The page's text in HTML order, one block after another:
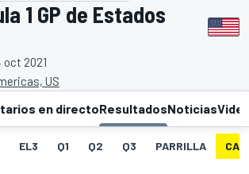
1 GP de Estados
oct 2021
US
en directoResultadosNoticias
EL3 Q1 Q2 Q3 PARRILLA